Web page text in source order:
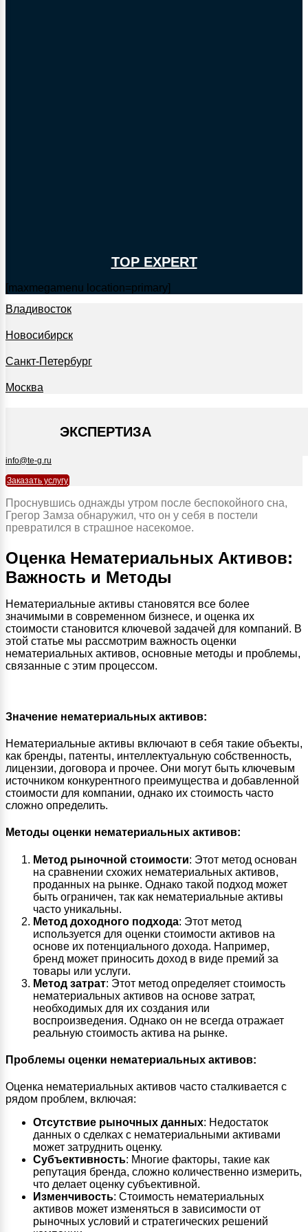
TOP EXPERT
[maxmegamenu location=primary]
Владивосток
Новосибирск
Санкт-Петербург
Москва
ЭКСПЕРТИЗА
info@te-g.ru
Заказать услугу
Проснувшись однажды утром после беспокойного сна,
Грегор Замза обнаружил, что он у себя в постели
превратился в страшное насекомое.
Оценка Нематериальных Активов:
Важность и Методы
Нематериальные активы становятся все более
значимыми в современном бизнесе, и оценка их
стоимости становится ключевой задачей для компаний. В
этой статье мы рассмотрим важность оценки
нематериальных активов, основные методы и проблемы,
связанные с этим процессом.
Значение нематериальных активов:
Нематериальные активы включают в себя такие объекты,
как бренды, патенты, интеллектуальную собственность,
лицензии, договора и прочее. Они могут быть ключевым
источником конкурентного преимущества и добавленной
стоимости для компании, однако их стоимость часто
сложно определить.
Методы оценки нематериальных активов:
Метод рыночной стоимости: Этот метод основан
на сравнении схожих нематериальных активов,
проданных на рынке. Однако такой подход может
быть ограничен, так как нематериальные активы
часто уникальны.
Метод доходного подхода: Этот метод
используется для оценки стоимости активов на
основе их потенциального дохода. Например,
бренд может приносить доход в виде премий за
товары или услуги.
Метод затрат: Этот метод определяет стоимость
нематериальных активов на основе затрат,
необходимых для их создания или
воспроизведения. Однако он не всегда отражает
реальную стоимость актива на рынке.
Проблемы оценки нематериальных активов:
Оценка нематериальных активов часто сталкивается с
рядом проблем, включая:
Отсутствие рыночных данных: Недостаток
данных о сделках с нематериальными активами
может затруднить оценку.
Субъективность: Многие факторы, такие как
репутация бренда, сложно количественно измерить,
что делает оценку субъективной.
Изменчивость: Стоимость нематериальных
активов может изменяться в зависимости от
рыночных условий и стратегических решений